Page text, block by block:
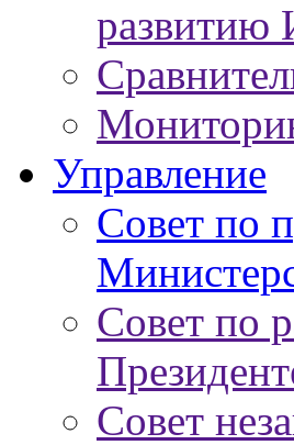
развитию
Управление
Совет по
Совет по
Совет